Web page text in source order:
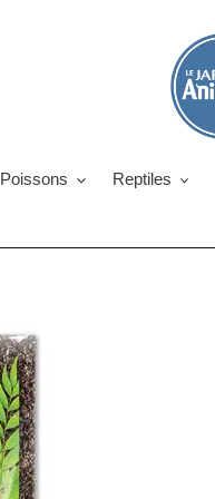
Poissons Reptiles